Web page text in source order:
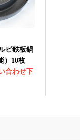
ビ鉄板鍋
）10枚
合わせ下